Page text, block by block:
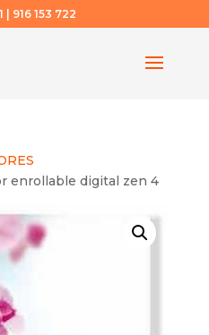
| 916 153 722
enrollable digital zen 4